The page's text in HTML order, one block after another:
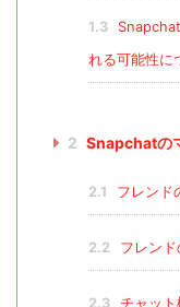
1.3
れる可能性に
2 Snapchatの
2.1 フレンド
2.2 フレン
2.3 チャット